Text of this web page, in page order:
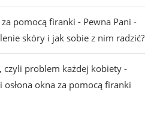
pomocą firanki - Pewna Pani -
skóry i jak sobie z nim radzić?
czyli problem każdej kobiety -
osłona okna za pomocą firanki